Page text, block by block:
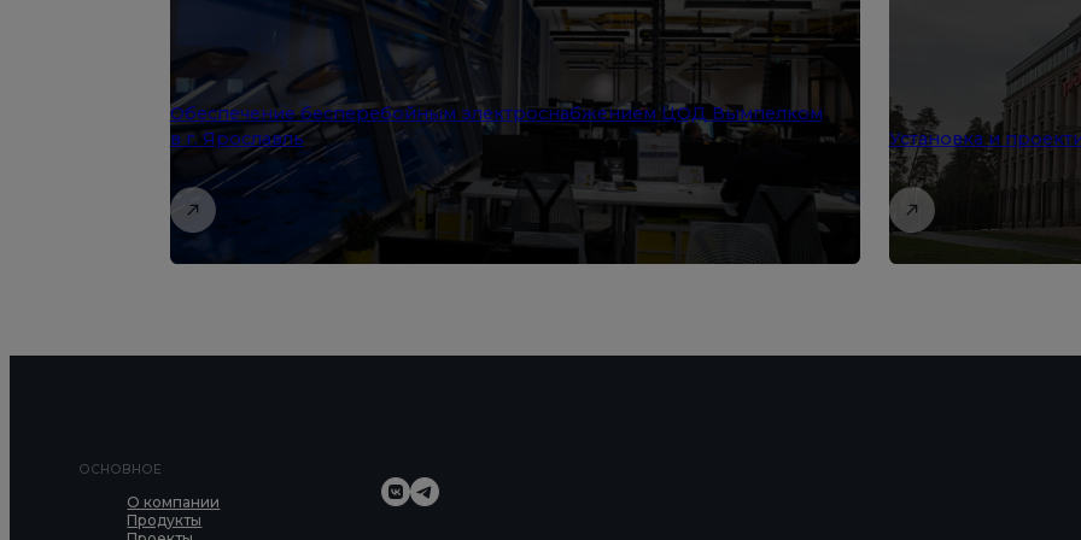
Обеспечение бесперебойным электроснабжением ЦОД Вымпелком
в г. Ярославль
Установка и
ОСНОВНОЕ
О компании
Продукты